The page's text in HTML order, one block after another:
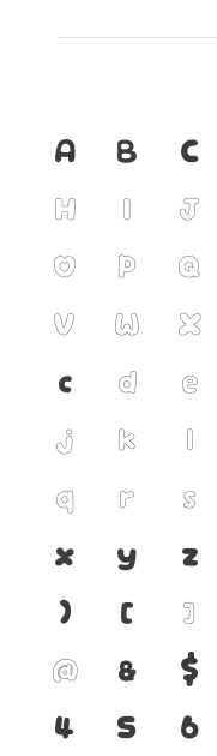
A B C
H
I J
O
P Q
V
W X
c
d e
j
k l
q
r s
x
y z
)
[ ]
@
& $
4
5 6